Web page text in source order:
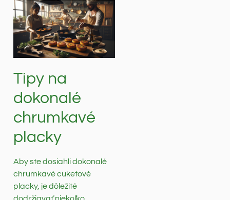
Tipy na
dokonalé
chrumkavé
placky
Aby ste dosiahli dokonalé
chrumkavé cuketové
placky, je dôležité
dodržiavať niekoľko